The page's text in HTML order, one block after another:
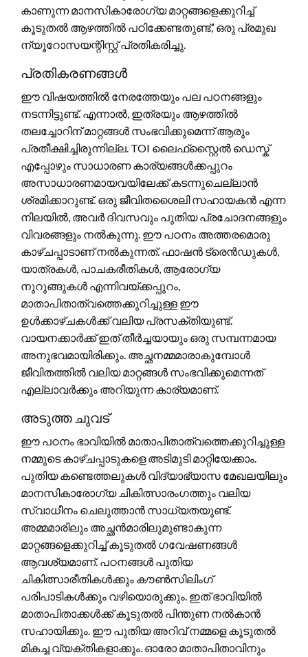
കാണുന്ന മാനസികാരോഗ്യ മാറ്റങ്ങളെക്കുറിച്ച്
കൂടുതൽ ആഴത്തിൽ പഠിക്കേണ്ടതുണ്ട്,’ ഒരു പ്രമുഖ
ന്യൂറോസയന്റിസ്റ്റ് പ്രതികരിച്ചു.
പ്രതികരണങ്ങൾ
ഈ വിഷയത്തിൽ നേരത്തേയും പല പഠനങ്ങളും
നടന്നിട്ടുണ്ട്. എന്നാൽ, ഇത്രയും ആഴത്തിൽ
തലച്ചോറിന് മാറ്റങ്ങൾ സംഭവിക്കുമെന്ന് ആരും
പ്രതീക്ഷിച്ചിരുന്നില്ല. TOI ലൈഫ്‌സ്റ്റൈൽ ഡെസ്ക്
എപ്പോഴും സാധാരണ കാര്യങ്ങൾക്കപ്പുറം
അസാധാരണമായവയിലേക്ക് കടന്നുചെല്ലാൻ
ശ്രമിക്കാറുണ്ട്. ഒരു ജീവിതശൈലി സഹായകൻ എന്ന
നിലയിൽ, അവർ ദിവസവും പുതിയ പ്രചോദനങ്ങളും
വിവരങ്ങളും നൽകുന്നു. ഈ പഠനം അത്തരമൊരു
കാഴ്ചപ്പാടാണ് നൽകുന്നത്. ഫാഷൻ ട്രെൻഡുകൾ,
യാത്രകൾ, പാചകരീതികൾ, ആരോഗ്യ
നുറുങ്ങുകൾ എന്നിവയ്‌ക്കപ്പുറം,
മാതാപിതാത്വത്തെക്കുറിച്ചുള്ള ഈ
ഉൾക്കാഴ്ചകൾക്ക് വലിയ പ്രസക്തിയുണ്ട്.
വായനക്കാർക്ക് ഇത് തീർച്ചയായും ഒരു സമ്പന്നമായ
അനുഭവമായിരിക്കും. അച്ഛനമ്മമാരാകുമ്പോൾ
ജീവിതത്തിൽ വലിയ മാറ്റങ്ങൾ സംഭവിക്കുമെന്നത്
എല്ലാവർക്കും അറിയുന്ന കാര്യമാണ്.
അടുത്ത ചുവട്
ഈ പഠനം ഭാവിയിൽ മാതാപിതാത്വത്തെക്കുറിച്ചുള്ള
നമ്മുടെ കാഴ്ചപ്പാടുകളെ അടിമുടി മാറ്റിയേക്കാം.
പുതിയ കണ്ടെത്തലുകൾ വിദ്യാഭ്യാസ മേഖലയിലും
മാനസികാരോഗ്യ ചികിത്സാരംഗത്തും വലിയ
സ്വാധീനം ചെലുത്താൻ സാധ്യതയുണ്ട്.
അമ്മമാരിലും അച്ഛൻമാരിലുമുണ്ടാകുന്ന
മാറ്റങ്ങളെക്കുറിച്ച് കൂടുതൽ ഗവേഷണങ്ങൾ
ആവശ്യമാണ്. പഠനങ്ങൾ പുതിയ
ചികിത്സാരീതികൾക്കും കൗൺസിലിംഗ്
പരിപാടികൾക്കും വഴിയൊരുക്കും. ഇത് ഭാവിയിൽ
മാതാപിതാക്കൾക്ക് കൂടുതൽ പിന്തുണ നൽകാൻ
സഹായിക്കും. ഈ പുതിയ അറിവ് നമ്മളെ കൂടുതൽ
മികച്ച വ്യക്തികളാക്കും. ഓരോ മാതാപിതാവിനും